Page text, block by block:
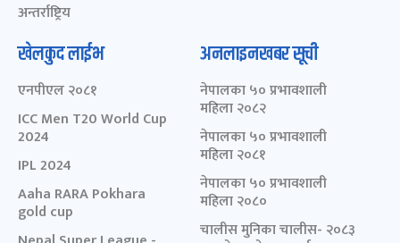
अन्तर्राष्ट्रिय
खेलकुद लाईभ
एनपीएल २०८१
ICC Men T20 World Cup
2024
IPL 2024
Aaha RARA Pokhara
gold cup
अनलाइनखबर सूची
नेपालका ५० प्रभावशाली
महिला २०८२
नेपालका ५० प्रभावशाली
महिला २०८१
नेपालका ५० प्रभावशाली
महिला २०८०
चालीस मुनिका चालीस- २०८३